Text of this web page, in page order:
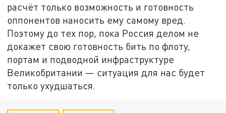
расчёт только возможность и готовность
оппонентов наносить ему самому вред.
Поэтому до тех пор, пока Россия делом не
докажет свою готовность бить по флоту,
портам и подводной инфраструктуре
Великобритании — ситуация для нас будет
только ухудшаться.